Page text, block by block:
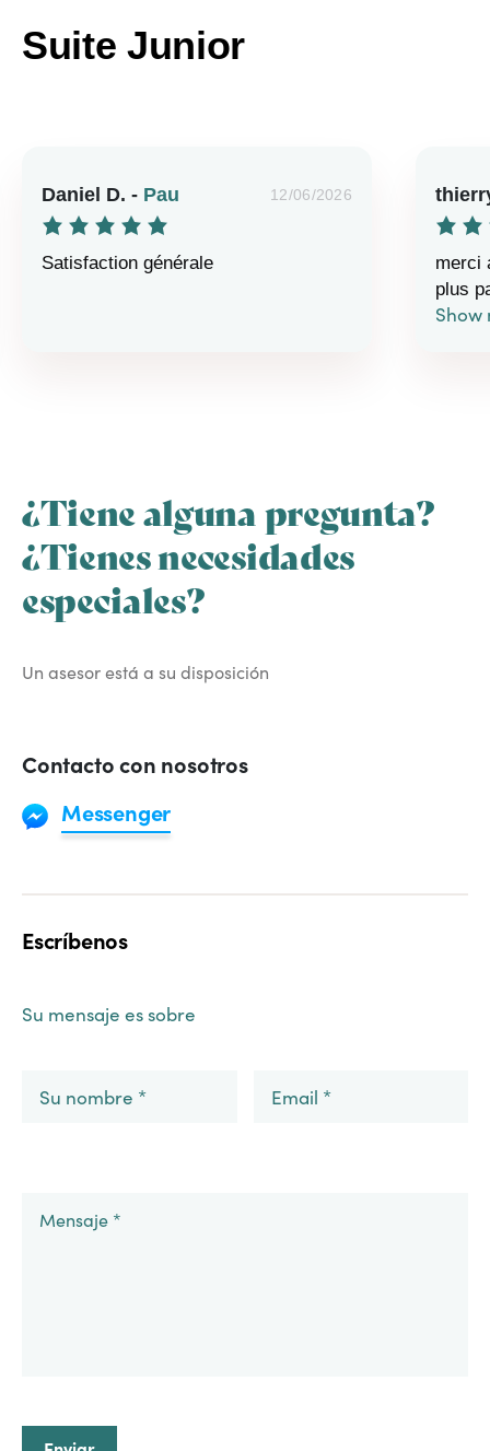
Suite Junior
Daniel D. - Pau 12/06/2026
Satisfaction générale
merci
plus
Show
¿Tiene alguna pregunta?
¿Tienes necesidades
especiales?
Un asesor está a su disposición
Escríbenos
Su mensaje es sobre
Contacto con nosotros
Messenger